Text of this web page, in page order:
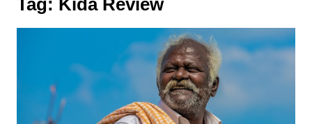
Tag: Kida Review